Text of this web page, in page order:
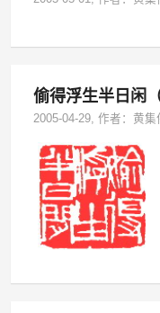
偷得浮生半日闲
2005-04-29, 作者：黄集